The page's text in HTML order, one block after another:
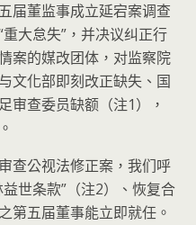
届董监事成立延宕案调查
大怠失”，并决议纠正行
案的媒改团体，对监察院
文化部即刻改正缺失、国
审查委员缺额（注1），
查公视法修正案，我们呼
世条款”（注2）、恢复合
第五届董事能立即就任。